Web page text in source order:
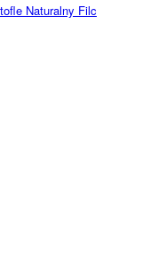
Naturalny Filc